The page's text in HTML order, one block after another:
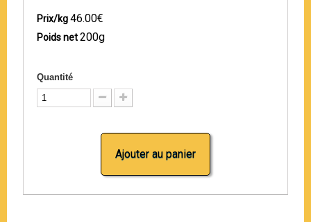
Prix/kg46.00€
Poids net200g
Quantité
Ajouter au panier